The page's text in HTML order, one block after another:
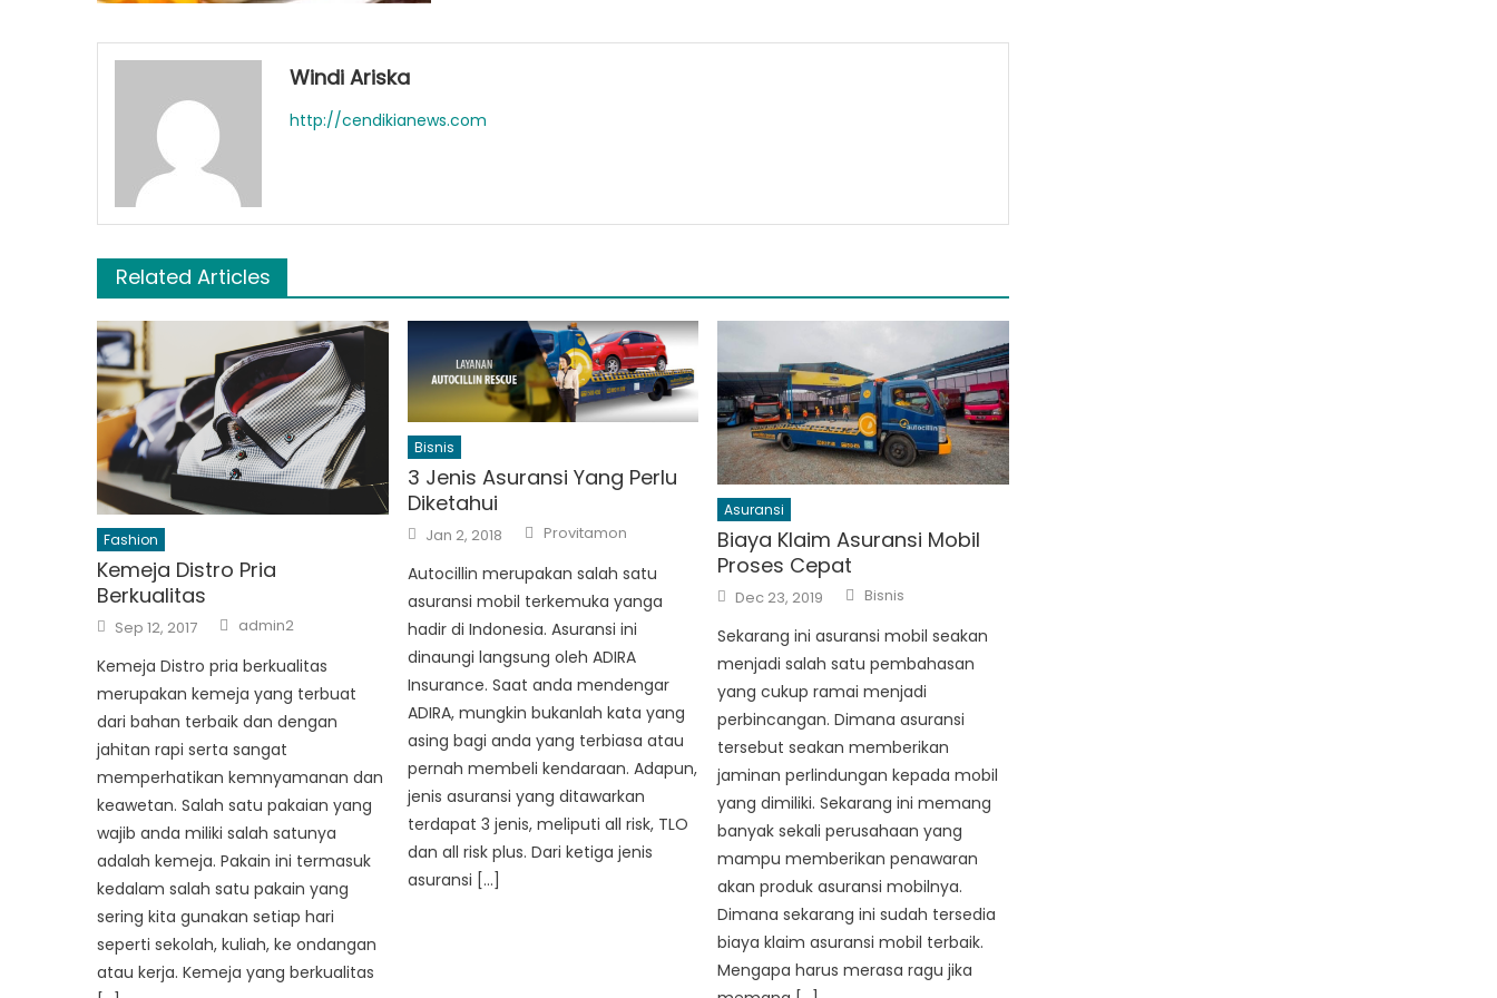
Windi Ariska
http://cendikianews.com
Related Articles
Fashion
Kemeja Distro Pria
Berkualitas
Posted
on
Sep 12, 2017 Author
admin2
Kemeja Distro pria berkualitas
merupakan kemeja yang terbuat
dari bahan terbaik dan dengan
jahitan rapi serta sangat
memperhatikan kemnyamanan dan
keawetan. Salah satu pakaian yang
wajib anda miliki salah satunya
adalah kemeja. Pakain ini termasuk
kedalam salah satu pakain yang
sering kita gunakan setiap hari
seperti sekolah, kuliah, ke ondangan
atau kerja. Kemeja yang berkualitas
Bisnis
3 Jenis Asuransi Yang Perlu
Diketahui
Posted
on
Jan 2, 2018 Author
Provitamon
Autocillin merupakan salah satu
asuransi mobil terkemuka yanga
hadir di Indonesia. Asuransi ini
dinaungi langsung oleh ADIRA
Insurance. Saat anda mendengar
ADIRA, mungkin bukanlah kata yang
asing bagi anda yang terbiasa atau
pernah membeli kendaraan. Adapun,
jenis asuransi yang ditawarkan
terdapat 3 jenis, meliputi all risk, TLO
dan all risk plus. Dari ketiga jenis
asuransi […]
Asuransi
Biaya Klaim Asuransi Mobil
Proses Cepat
Posted
on
Dec 23, 2019 Author
Bisnis
Sekarang ini asuransi mobil seakan
menjadi salah satu pembahasan
yang cukup ramai menjadi
perbincangan. Dimana asuransi
tersebut seakan memberikan
jaminan perlindungan kepada mobil
yang dimiliki. Sekarang ini memang
banyak sekali perusahaan yang
mampu memberikan penawaran
akan produk asuransi mobilnya.
Dimana sekarang ini sudah tersedia
biaya klaim asuransi mobil terbaik.
Mengapa harus merasa ragu jika